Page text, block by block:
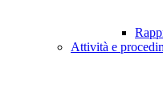
Attività e